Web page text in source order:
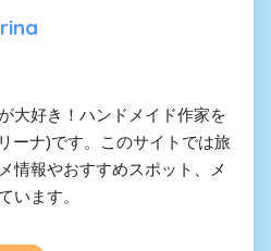
大好き！ハンドメイド作家を
ーナ)です。このサイトでは旅
情報やおすすめスポット、メ
います。